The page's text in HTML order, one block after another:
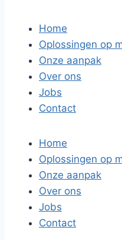
Home
Oplossingen op
Onze aanpak
Over ons
Jobs
Contact
Home
Oplossingen op
Onze aanpak
Over ons
Jobs
Contact